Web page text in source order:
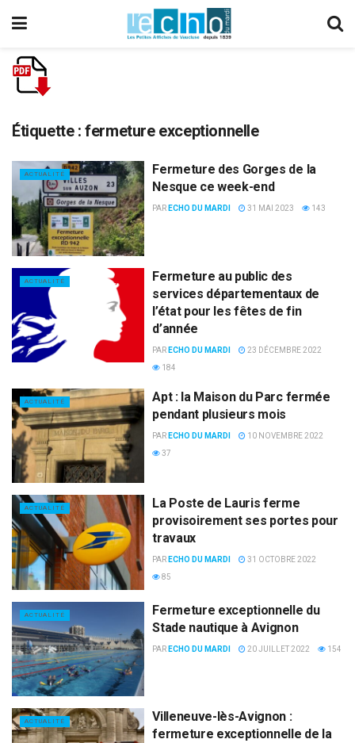
Étiquette :fermeture exceptionnelle
ACTUALITÉ
Fermeture des Gorges de la
Nesque ce week-end
PAR ECHO DU MARDI 31 MAI 2023 143
ACTUALITÉ
Fermeture au public des
services départementaux de
l’état pour les fêtes de fin
d’année
PAR ECHO DU MARDI
23 DÉCEMBRE 2022
184
ACTUALITÉ
Apt : la Maison du Parc fermée
pendant plusieurs mois
PAR ECHO DU MARDI
10 NOVEMBRE 2022
37
ACTUALITÉ
La Poste de Lauris ferme
provisoirement ses portes pour
travaux
PAR ECHO DU MARDI
31 OCTOBRE 2022
85
ACTUALITÉ
Fermeture exceptionnelle du
Stade nautique à Avignon
PAR ECHO DU MARDI 20 JUILLET 2022 154
ACTUALITÉ
Villeneuve-lès-Avignon :
fermeture exceptionnelle de la